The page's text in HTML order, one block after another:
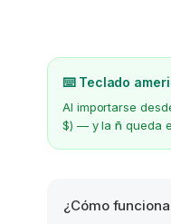
⌨️ Teclado
Al importarse
$) — y lañ queda
¿Cómo